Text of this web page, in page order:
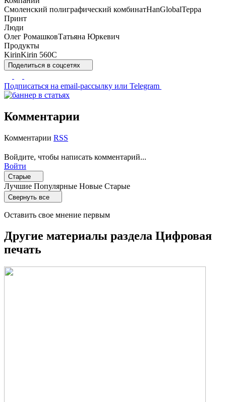
Смоленский полиграфический комбинатHanGlobalТерра
Принт
Люди
Олег РомашковТатьяна Юркевич
Продукты
KirinKirin 560C
Поделиться в соцсетях
Подписаться на email-рассылку или Telegram
Комментарии
Комментарии RSS
Войдите, чтобы написать комментарий...
Войти
Старые
Лучшие Популярные Новые Старые
Свернуть все
Оставить свое мнение первым
Другие материалы раздела Цифровая
печать